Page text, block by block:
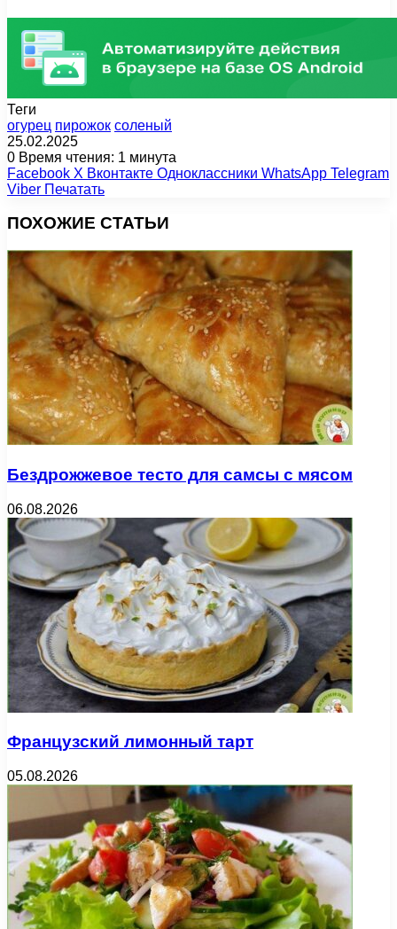
Теги
огурец пирожок соленый
25.02.2025
0 Время чтения: 1 минута
Facebook X Вконтакте Одноклассники WhatsApp Telegram
Viber Печатать
ПОХОЖИЕ СТАТЬИ
Бездрожжевое тесто для самсы с мясом
06.08.2026
Французский лимонный тарт
05.08.2026